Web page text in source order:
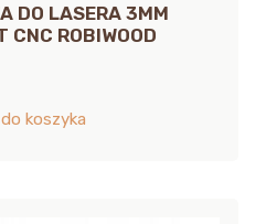
DO LASERA 3MM
ROBIWOOD
koszyka